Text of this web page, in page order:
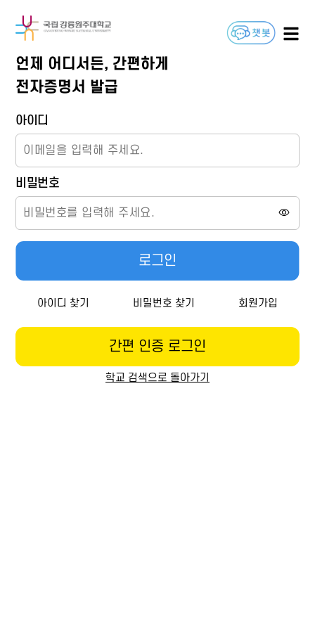
언제 어디서든, 간편하게
전자증명서 발급
아이디
비밀번호
로그인
아이디 찾기 비밀번호 찾기 회원가입
간편 인증 로그인
학교 검색으로 돌아가기